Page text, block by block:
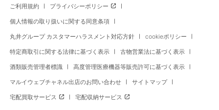
ご利用規約 プライバシーポリシー
個人情報の取り扱いに関する同意条項
丸井グループ カスタマーハラスメント対応方針 cookieポリシー
特定商取引に関する法律に基づく表示 古物営業法に基づく表示
酒類販売管理者標識 高度管理医療機器等販売許可に基づく表示
マルイウェブチャネル出店のお問い合わせ サイトマップ
宅配買取サービス 宅配収納サービス